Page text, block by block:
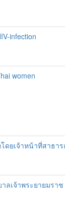
infection
women
ดยเจ้าหน้าที่สาธ
าลเจ้าพระยายมร